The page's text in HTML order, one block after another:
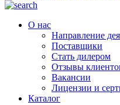
О нас
Направление
Поставщики
Стать дилером
Отзывы
Вакансии
Лицензии и
Каталог